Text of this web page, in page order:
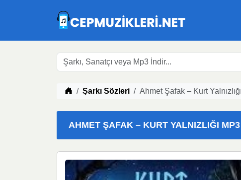
Müzik indir
Şarkı Sözleri Ahmet Şafak – Kurt
AHMET ŞAFAK – KURT YALNIZLIĞI